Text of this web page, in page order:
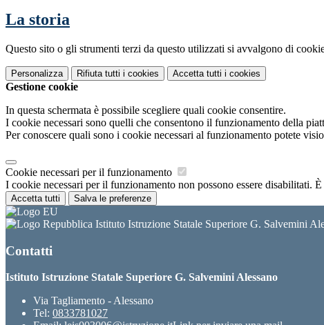
La storia
Questo sito o gli strumenti terzi da questo utilizzati si avvalgono di
Personalizza Rifiuta tutti i cookies Accetta tutti i cookies
Gestione cookie
In questa schermata è possibile scegliere quali cookie consentire.
I cookie necessari sono quelli che consentono il funzionamento della
Per conoscere quali sono i cookie necessari al funzionamento potete
Cookie necessari per il funzionamento
I cookie necessari per il funzionamento non possono essere disabilitati.
Accetta tutti Salva le preferenze
Istituto Istruzione Statale Superiore G. Salvemini
Contatti
Istituto Istruzione Statale Superiore G. Salvemini Alessano
Via Tagliamento - Alessano
Tel: 0833781027